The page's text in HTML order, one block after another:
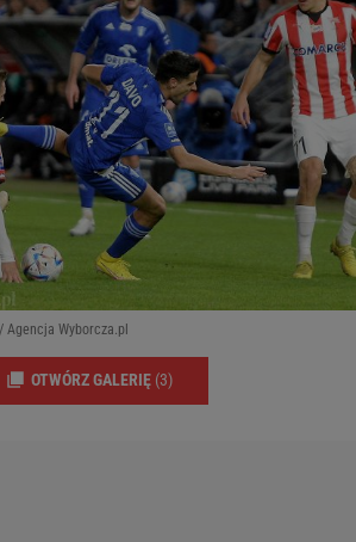
Agencja Wyborcza.pl
OTWÓRZ GALERIĘ (3)